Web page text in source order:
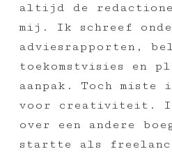
altijd de
mij. Ik schreef
adviesrapporten,
toekomstvisies en
aanpak. Toch miste
voor creativiteit.
over een andere
startte als